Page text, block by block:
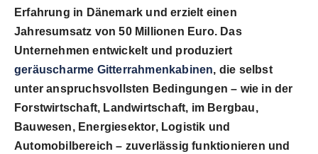
Spotlight
Erfahrung in Dänemark und erzielt einen
Jahresumsatz von 50 Millionen Euro. Das
Unternehmen entwickelt und produziert
geräuscharme Gitterrahmenkabinen, die selbst
unter anspruchsvollsten Bedingungen – wie in der
Forstwirtschaft, Landwirtschaft, im Bergbau,
Bauwesen, Energiesektor, Logistik und
Automobilbereich – zuverlässig funktionieren und